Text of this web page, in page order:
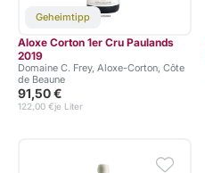
Geheimtipp
Aloxe Corton 1er Cru Paulands
2019
Domaine C. Frey, Aloxe-Corton, Côte
de Beaune
91,50 €
je Liter
122,00 €